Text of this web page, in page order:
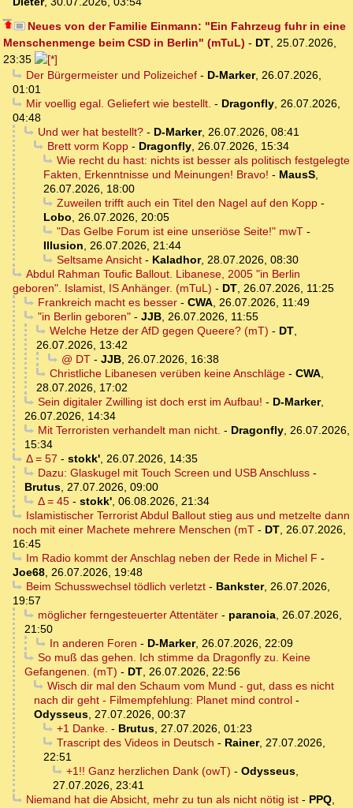
Neues von der Familie Einmann: "Ein Fahrzeug fuhr in eine
Menschenmenge beim CSD in Berlin" (mTuL) - DT, 25.07.2026,
23:35
Der Bürgermeister und Polizeichef- D-Marker, 26.07.2026,
01:01
Mir voellig egal. Geliefert wie bestellt. - Dragonfly, 26.07.2026,
04:48
Und wer hat bestellt?- D-Marker, 26.07.2026, 08:41
Brett vorm Kopp- Dragonfly, 26.07.2026, 15:34
Wie recht du hast: nichts ist besser als politisch festgelegte
Fakten, Erkenntnisse und Meinungen! Bravo! - MausS,
26.07.2026, 18:00
Zuweilen trifft auch ein Titel den Nagel auf den Kopp-
Lobo, 26.07.2026, 20:05
"Das Gelbe Forum ist eine unseriöse Seite!" mwT-
Illusion, 26.07.2026, 21:44
Seltsame Ansicht- Kaladhor, 28.07.2026, 08:30
Abdul Rahman Toufic Ballout. Libanese, 2005 "in Berlin
geboren". Islamist, IS Anhänger. (mTuL) - DT, 26.07.2026, 11:25
Frankreich macht es besser- CWA, 26.07.2026, 11:49
"in Berlin geboren"- JJB, 26.07.2026, 11:55
Welche Hetze der AfD gegen Queere? (mT) - DT,
26.07.2026, 13:42
@ DT- JJB, 26.07.2026, 16:38
Christliche Libanesen verüben keine Anschläge- CWA,
28.07.2026, 17:02
Sein digitaler Zwilling ist doch erst im Aufbau! - D-Marker,
26.07.2026, 14:34
Mit Terroristen verhandelt man nicht. - Dragonfly, 26.07.2026,
15:34
Δ = 57 - stokk', 26.07.2026, 14:35
Dazu: Glaskugel mit Touch Screen und USB Anschluss-
Brutus, 27.07.2026, 09:00
Δ = 45- stokk', 06.08.2026, 21:34
Islamistischer Terrorist Abdul Ballout stieg aus und metzelte dann
noch mit einer Machete mehrere Menschen (mT - DT, 26.07.2026,
16:45
Im Radio kommt der Anschlag neben der Rede in Michel F -
Joe68, 26.07.2026, 19:48
Beim Schusswechsel tödlich verletzt- Bankster, 26.07.2026,
19:57
möglicher ferngesteuerter Attentäter- paranoia, 26.07.2026,
21:50
In anderen Foren - D-Marker, 26.07.2026, 22:09
So muß das gehen. Ich stimme da Dragonfly zu. Keine
Gefangenen. (mT) - DT, 26.07.2026, 22:56
Wisch dir mal den Schaum vom Mund - gut, dass es nicht
nach dir geht - Filmempfehlung: Planet mind control -
Odysseus, 27.07.2026, 00:37
+1 Danke. - Brutus, 27.07.2026, 01:23
Trascript des Videos in Deutsch - Rainer, 27.07.2026,
22:51
+1!! Ganz herzlichen Dank (owT) - Odysseus,
27.07.2026, 23:41
Niemand hat die Absicht, mehr zu tun als nicht nötig ist- PPQ,